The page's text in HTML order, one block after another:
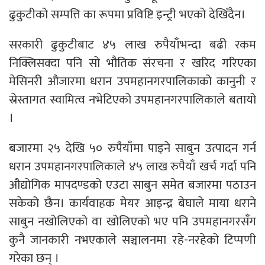
ढुकुटीको सम्पत्ति का रूपमा प्रविष्टि इन्ट्री भएको देखिँदैन।
सरकारी ढुकुटीबाट ४५ लाख रुपैयाँभन्दा बढी रकम
निक्लिसक्दा पनि सो भौतिक संरचना र खरिद गरिएका
मेसिनरी औजारमा धरान उपमहानगरपालिकाको कानुनी र
स्रेस्तागत स्वामित्व नभेटिएको उपमहानगरपालिकाले बतायो
।
बजारमा २५ देखि ५० रुपैयाँमा पाइने साबुन उत्पादन गर्न
धरान उपमहानगरपालिकाले ४५ लाख रुपैयाँ खर्च गर्दा पनि
औद्योगिक मापदण्डको एउटा साबुन समेत बजारमा पठाउन
सकेको छैन। कार्यवाहक मेयर आइन्द्र बेघाले माया धराने
साबुन नखोलिएको वा खोलिएको भए पनि उपमहानगरसँग
कुनै जानकारी नभएकाले सञ्चालनमा रहे-नरहेको टिप्पणी
गरेका छन् ।